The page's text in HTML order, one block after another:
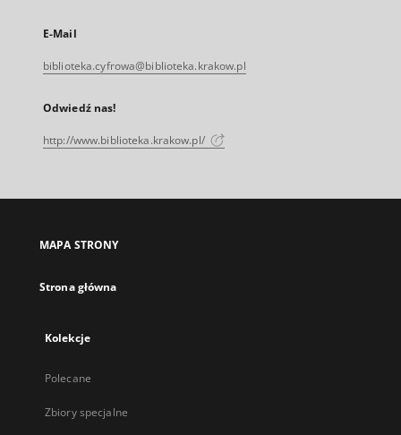
E-Mail
biblioteka.cyfrowa@biblioteka.krakow.pl
Odwiedź nas!
http://www.biblioteka.krakow.pl/
MAPA STRONY
Strona główna
Kolekcje
Polecane
Zbiory specjalne